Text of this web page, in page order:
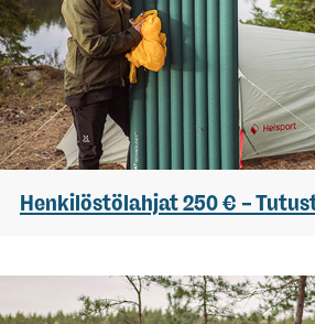
Henkilöstölahjat 250 € –